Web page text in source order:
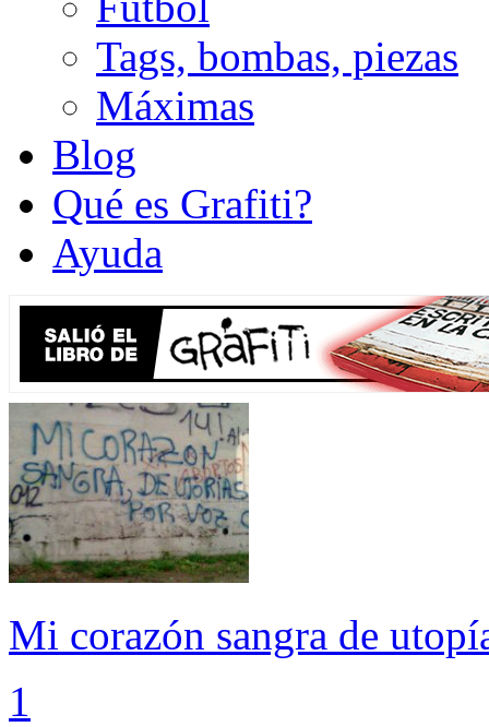
Tags, bombas, piezas
Máximas
Blog
Qué es Grafiti?
Ayuda
Mi corazón sangra de
1